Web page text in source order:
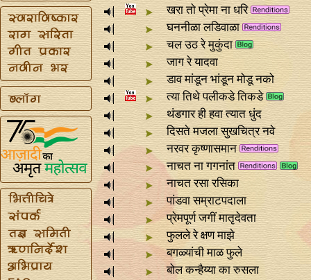
खरा तो प्रेमा ना धरि
घननीळा लडिवाळा
चल उठ रे मुकुंदा
जाग रे यादवा
डाव मांडून भांडून मोडू नको
त्या तिथे पलीकडे तिकडे
थंडगार ही हवा त्यात धुंद
दिसते मजला सुखचित्र नवे
नरवर कृष्णासमान
नाचत ना गगनांत
नाचत रसा रसिका
पांडवा सम्राटपदाला
प्रेमपूर्ण जगीं मातृदेवता
फुलले रे क्षण माझे
बगळ्यांची माळ फुले
बोल कन्हैय्या का रुसला